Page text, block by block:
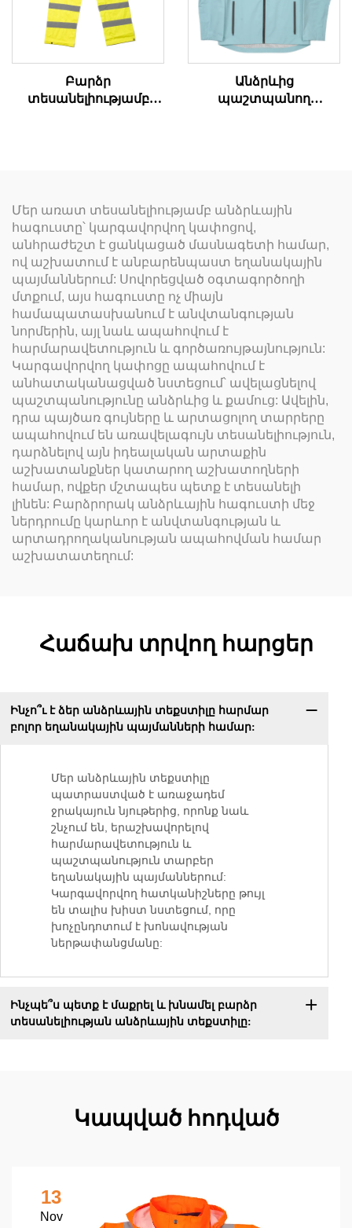
Բարձր
տեսանելիությամբ
Անձրևից
պաշտպանող
Մեր առատ տեսանելիությամբ անձրևային
հագուստը՝ կարգավորվող կափոցով,
անհրաժեշտ է ցանկացած մասնագետի համար,
ով աշխատում է անբարենպաստ եղանակային
պայմաններում: Սովորեցված օգտագործողի
մտքում, այս հագուստը ոչ միայն
համապատասխանում է անվտանգության
նորմերին, այլ նաև ապահովում է
հարմարավետություն և գործառույթայնություն:
Կարգավորվող կափոցը ապահովում է
անհատականացված նստեցում՝ ավելացնելով
պաշտպանությունը անձրևից և քամուց: Ավելին,
դրա պայծառ գույները և արտացոլող տարրերը
ապահովում են առավելագույն տեսանելիություն,
դարձնելով այն իդեալական արտաքին
աշխատանքներ կատարող աշխատողների
համար, ովքեր մշտապես պետք է տեսանելի
լինեն: Բարձրորակ անձրևային հագուստի մեջ
ներդրումը կարևոր է անվտանգության և
արտադրողականության ապահովման համար
աշխատատեղում:
Հաճախ տրվող հարցեր
Ինչո՞ւ է ձեր անձրևային տեքստիլը հարմար
բոլոր եղանակային պայմանների համար:
Մեր անձրևային տեքստիլը
պատրաստված է առաջադեմ
ջրակայուն նյութերից, որոնք նաև
շնչում են, երաշխավորելով
հարմարավետություն և
պաշտպանություն տարբեր
եղանակային պայմաններում:
Կարգավորվող հատկանիշները թույլ
են տալիս խիստ նստեցում, որը
խոչընդոտում է խոնավության
ներթափանցմանը:
Ինչպե՞ս պետք է մաքրել և խնամել բարձր
տեսանելիության անձրևային տեքստիլը:
Կապված հոդված
13
Nov